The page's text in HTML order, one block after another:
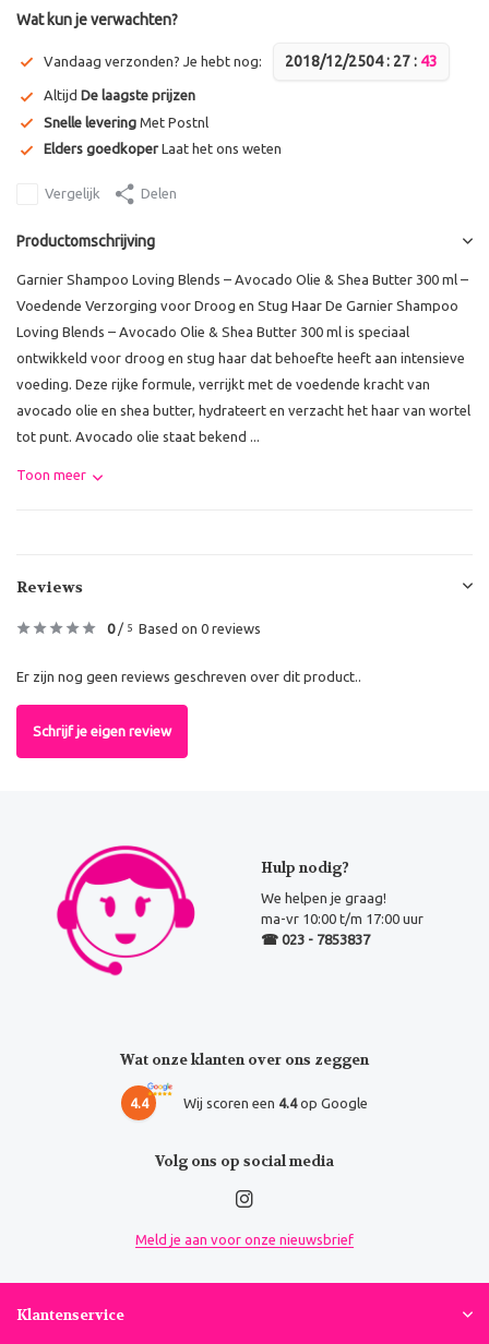
Wat kun je verwachten?
Vandaag verzonden? Je hebt nog: 2018/12/2504: 27: 43
Altijd De laagste prijzen
Snelle levering Met Postnl
Elders goedkoper Laat het ons weten
Vergelijk Delen
Productomschrijving
Garnier Shampoo Loving Blends – Avocado Olie & Shea Butter 300 ml –
Voedende Verzorging voor Droog en Stug Haar De Garnier Shampoo
Loving Blends – Avocado Olie & Shea Butter 300 ml is speciaal
ontwikkeld voor droog en stug haar dat behoefte heeft aan intensieve
voeding. Deze rijke formule, verrijkt met de voedende kracht van
avocado olie en shea butter, hydrateert en verzacht het haar van wortel
tot punt. Avocado olie staat bekend ...
Toon meer
Reviews
0/ 5 Based on 0 reviews
Er zijn nog geen reviews geschreven over dit product..
Schrijf je eigen review
Hulp nodig?
We helpen je graag!
ma-vr 10:00 t/m 17:00 uur
☎ 023 - 7853837
Wat onze klanten over ons zeggen
4.4 Wij scoren een 4.4op Google
Volg ons op social media
Meld je aan voor onze nieuwsbrief
Klantenservice